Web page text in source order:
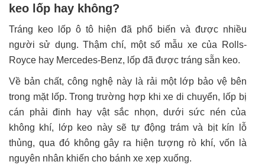
keo lốp hay không?
Tráng keo lốp ô tô hiện đã phổ biến và được nhiều
người sử dụng. Thậm chí, một số mẫu xe của Rolls-
Royce hay Mercedes-Benz, lốp đã được tráng sẵn keo.
Về bản chất, công nghệ này là rải một lớp bảo vệ bên
trong mặt lốp. Trong trường hợp khi xe di chuyển, lốp bị
cán phải đinh hay vật sắc nhọn, dưới sức nén của
không khí, lớp keo này sẽ tự động trám và bịt kín lỗ
thủng, qua đó không gây ra hiện tượng rò khí, vốn là
nguyên nhân khiến cho bánh xe xẹp xuống.